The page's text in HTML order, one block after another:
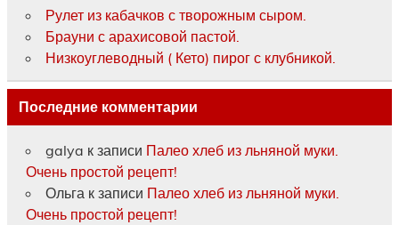
Рулет из кабачков с творожным сыром.
Брауни с арахисовой пастой.
Низкоуглеводный ( Кето) пирог с клубникой.
Последние комментарии
galya к записи Палео хлеб из льняной муки.
Очень простой рецепт!
Ольгак записи Палео хлеб из льняной муки.
Очень простой рецепт!